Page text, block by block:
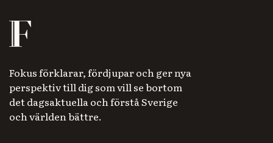
Fokus förklarar, fördjupar och ger nya
perspektiv till dig som vill se bortom
det dagsaktuella och förstå Sverige
och världen bättre.